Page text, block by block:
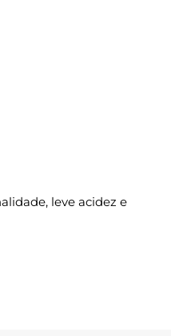
leve acidez e